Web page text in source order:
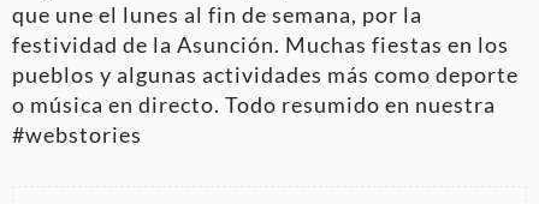
que une el lunes al fin de semana, por la
festividad de la Asunción. Muchas fiestas en los
pueblos y algunas actividades más como deporte
o música en directo. Todo resumido en nuestra
#webstories